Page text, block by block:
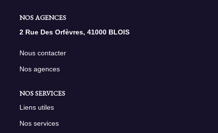
NOS AGENCES
2 Rue Des Orfèvres, 41000 BLOIS
Nous contacter
Nos agences
NOS SERVICES
Liens utiles
Nos services